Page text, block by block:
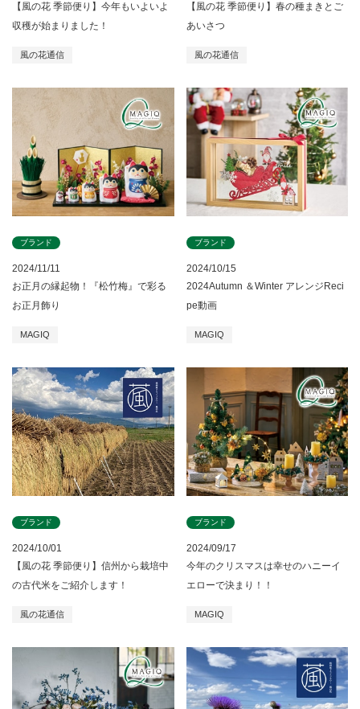
【風の花 季節便り】今年もいよいよ
収穫が始まりました！
風の花通信
【風の花 季節便り】春の種まきとご
あいさつ
風の花通信
2024/11/11
ブランド
お正月の縁起物！『松竹梅』で彩る
お正月飾り
MAGIQ
2024/10/15
ブランド
2024Autumn ＆Winter アレンジReci
pe動画
MAGIQ
2024/10/01
ブランド
【風の花 季節便り】信州から栽培中
の古代米をご紹介します！
風の花通信
2024/09/17
ブランド
今年のクリスマスは幸せのハニーイ
エローで決まり！！
MAGIQ